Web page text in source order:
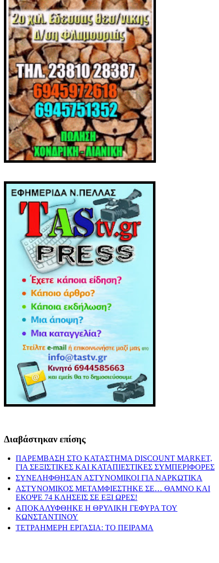
Διαβάστηκαν επίσης
ΠΑΡΕΜΒΑΣΗ ΣΤΟ ΚΑΤΑΣΤΗΜΑ DISCOUNT MARKET,
ΓΙΑ ΣΕΞΙΣΤΙΚΕΣ ΚΑΙ ΚΑΤΑΠΙΕΣΤΙΚΕΣ ΣΥΜΠΕΡΙΦΟΡΕΣ
ΣΥΝΕΛΗΦΘΗΣΑΝ ΑΣΤΥΝΟΜΙΚΟΙ ΓΙΑ ΝΑΡΚΩΤΙΚΑ
ΑΣΤΥΝΟΜΙΚΟΣ ΜΕΤΑΜΦΙΕΣΤΗΚΕ ΣΕ… ΘΑΜΝΟ ΚΑΙ
ΕΚΟΨΕ 74 ΚΛΗΣΕΙΣ ΣΕ ΕΞΙ ΩΡΕΣ!
ΑΠΟΚΑΛΥΦΘΗΚΕ Η ΘΡΥΛΙΚΗ ΓΕΦΥΡΑ ΤΟΥ
ΚΩΝΣΤΑΝΤΙΝΟΥ
ΤΕΤΡΑΗΜΕΡΗ ΕΡΓΑΣΙΑ: ΤΟ ΠΕΙΡΑΜΑ